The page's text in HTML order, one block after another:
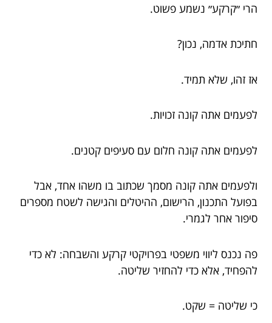
הרי ״קרקע״ נשמע פשוט.
חתיכת אדמה, נכון?
אז זהו, שלא תמיד.
לפעמים אתה קונה זכויות.
לפעמים אתה קונה חלום עם סעיפים קטנים.
ולפעמים אתה קונה מסמך שכתוב בו משהו אחד, אבל
בפועל התכנון, הרישום, ההיטלים והגישה לשטח מספרים
סיפור אחר לגמרי.
פה נכנס ליווי משפטי בפרויקטי קרקע והשבחה: לא כדי
להפחיד, אלא כדי להחזיר שליטה.
כי שליטה = שקט.